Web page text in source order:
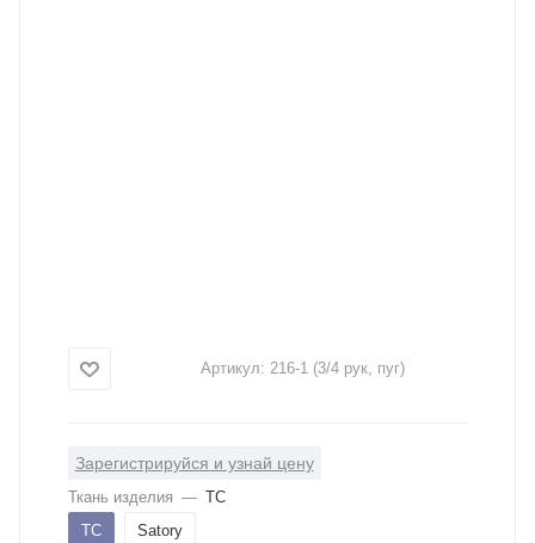
Артикул: 216-1 (3/4 рук, пуг)
Зарегистрируйся и узнай цену
Ткань изделия — ТС
ТС
Satory